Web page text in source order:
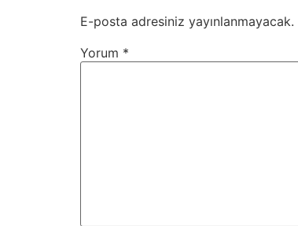
E-posta adresiniz yayınlanmayacak.
Yorum *